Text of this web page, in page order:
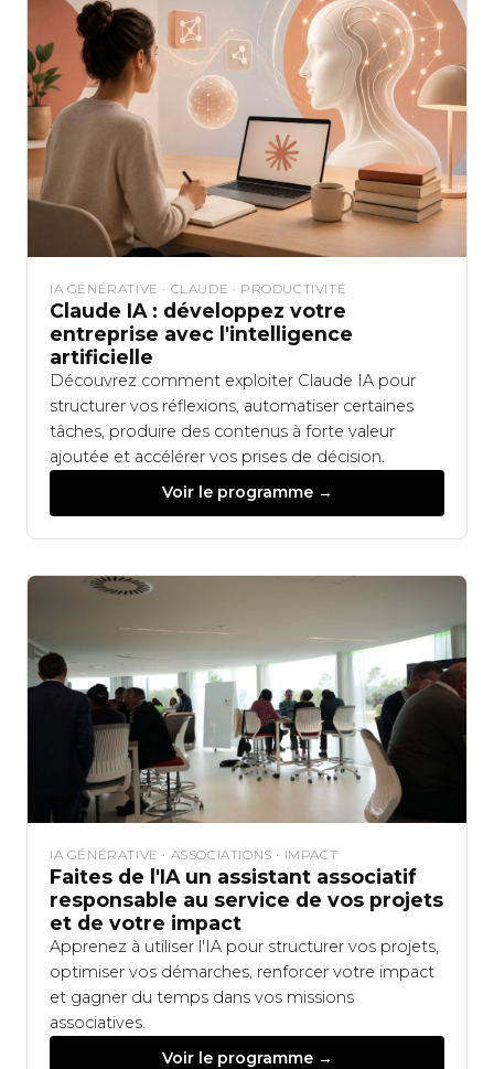
IA GÉNÉRATIVE · CLAUDE · PRODUCTIVITÉ
Claude IA : développez votre
entreprise avec l'intelligence
artificielle
Découvrez comment exploiter Claude IA pour
structurer vos réflexions, automatiser certaines
tâches, produire des contenus à forte valeur
ajoutée et accélérer vos prises de décision.
Voir le programme →
IA GÉNÉRATIVE · ASSOCIATIONS · IMPACT
Faites de l'IA un assistant associatif
responsable au service de vos projets
et de votre impact
Apprenez à utiliser l'IA pour structurer vos projets,
optimiser vos démarches, renforcer votre impact
et gagner du temps dans vos missions
associatives.
Voir le programme →